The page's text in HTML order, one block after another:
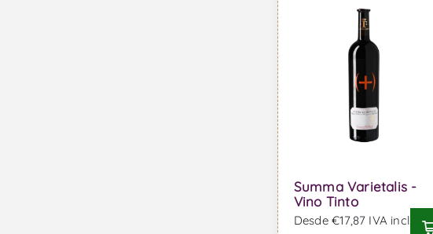
Summa Varietalis -
Vino Tinto
Desde €17,87 IVA incl.